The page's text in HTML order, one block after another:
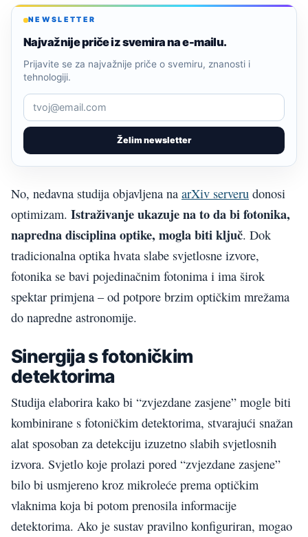
NEWSLETTER
Najvažnije priče iz svemira na e-mailu.
Želim newsletter
Prijavite se za najvažnije priče o svemiru, znanosti i
tehnologiji.
No, nedavna studija objavljena na arXiv serveru donosi
optimizam. Istraživanje ukazuje na to da bi fotonika,
napredna disciplina optike, mogla biti ključ. Dok
tradicionalna optika hvata slabe svjetlosne izvore,
fotonika se bavi pojedinačnim fotonima i ima širok
spektar primjena – od potpore brzim optičkim mrežama
do napredne astronomije.
Sinergija s fotoničkim
detektorima
Studija elaborira kako bi “zvjezdane zasjene” mogle biti
kombinirane s fotoničkim detektorima, stvarajući snažan
alat sposoban za detekciju izuzetno slabih svjetlosnih
izvora. Svjetlo koje prolazi pored “zvjezdane zasjene”
bilo bi usmjereno kroz mikroleće prema optičkim
vlaknima koja bi potom prenosila informacije
detektorima. Ako je sustav pravilno konfiguriran, mogao